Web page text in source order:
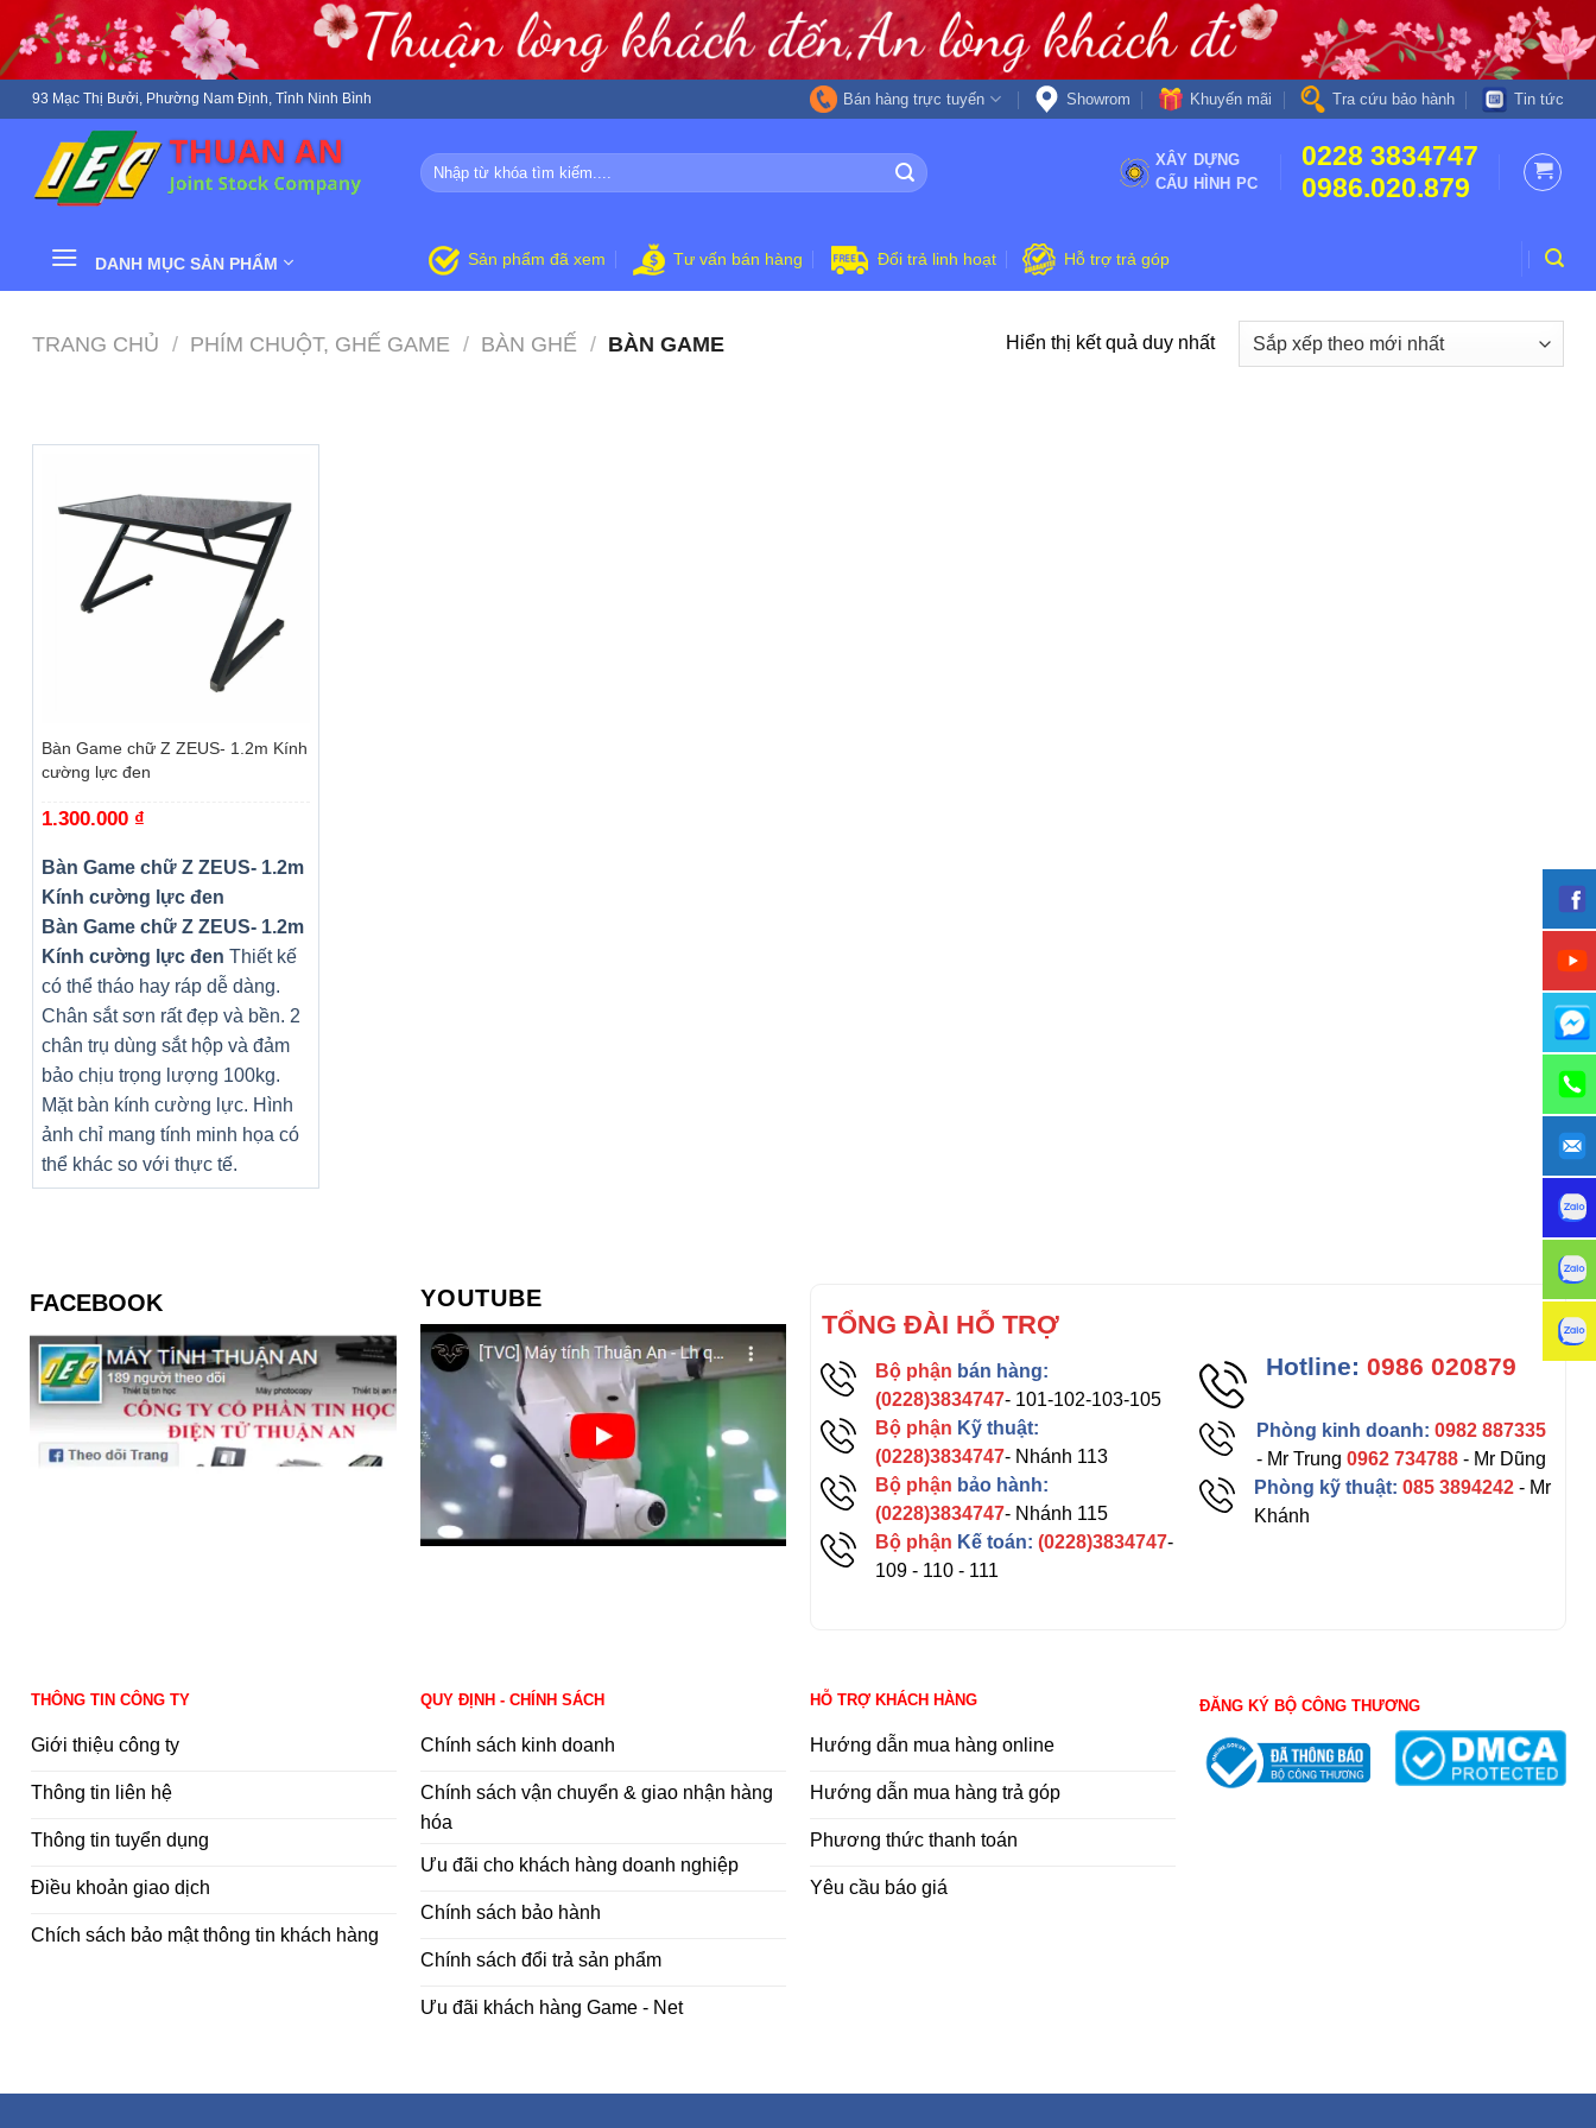
content
93 Mạc Thị Bưởi, Phường Nam Định, Tỉnh Ninh Bình Bán hàng trực tuyến Showrom Khuyến mãi Tra cứu bảo hành Tin tức
Tìm
kiếm:
XÂY DỰNG
CẤU HÌNH PC
0228 3834747
0986.020.879
DANH MỤC SẢN PHẨM Sản phẩm đã xem Tư vấn bán hàng Đổi trả linh hoạt Hỗ trợ trả góp
TRANG CHỦ / PHÍM CHUỘT, GHẾ GAME / BÀN GHẾ / BÀN GAME Hiển thị kết quả duy nhất
Bàn Game chữ Z ZEUS- 1.2m Kính
cường lực đen
1.300.000 ₫
Bàn Game chữ Z ZEUS- 1.2m
Kính cường lực đen
Bàn Game chữ Z ZEUS- 1.2m
Kính cường lực đen Thiết kế
có thể tháo hay ráp dễ dàng.
Chân sắt sơn rất đẹp và bền. 2
chân trụ dùng sắt hộp và đảm
bảo chịu trọng lượng 100kg.
Mặt bàn kính cường lực. Hình
ảnh chỉ mang tính minh họa có
thể khác so với thực tế.
FACEBOOK YOUTUBE
TỔNG ĐÀI HỖ TRỢ
Bộ phận bán hàng:
(0228)3834747- 101-102-103-105
Bộ phận Kỹ thuật:
(0228)3834747- Nhánh 113
Bộ phận bảo hành:
(0228)3834747- Nhánh 115
Bộ phận Kế toán: (0228)3834747-
109 - 110 - 111
Hotline: 0986 020879
Phòng kinh doanh: 0982 887335
- Mr Trung0962 734788 - Mr Dũng
Phòng kỹ thuật: 085 3894242- Mr
Khánh
THÔNG TIN CÔNG TY
Giới thiệu công ty
Thông tin liên hệ
Thông tin tuyển dụng
Điều khoản giao dịch
Chích sách bảo mật thông tin khách hàng
QUY ĐỊNH - CHÍNH SÁCH
Chính sách kinh doanh
Chính sách vận chuyển & giao nhận hàng
hóa
Ưu đãi cho khách hàng doanh nghiệp
Chính sách bảo hành
Chính sách đổi trả sản phẩm
Ưu đãi khách hàng Game - Net
HỖ TRỢ KHÁCH HÀNG
Hướng dẫn mua hàng online
Hướng dẫn mua hàng trả góp
Phương thức thanh toán
Yêu cầu báo giá
ĐĂNG KÝ BỘ CÔNG THƯƠNG